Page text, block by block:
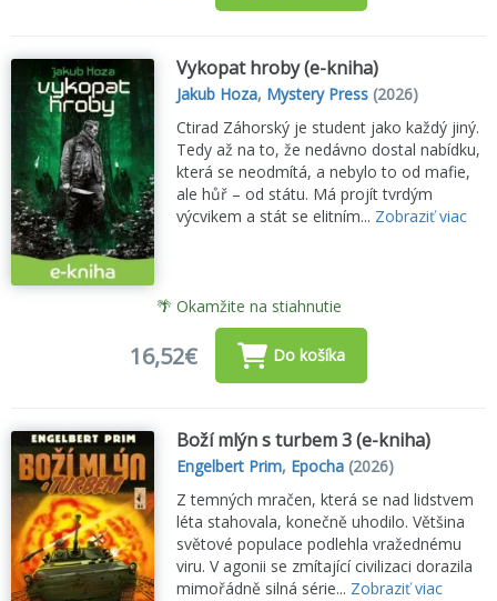
Vykopat hroby (e-kniha)
Jakub Hoza, Mystery Press (2026)
Ctirad Záhorský je student jako každý jiný.
Tedy až na to, že nedávno dostal nabídku,
která se neodmítá, a nebylo to od mafie,
ale hůř – od státu. Má projít tvrdým
výcvikem a stát se elitním... Zobraziť viac
🌴 Okamžite na stiahnutie
16,52€ Do košíka
Boží mlýn s turbem 3 (e-kniha)
Engelbert Prim, Epocha (2026)
Z temných mračen, která se nad lidstvem
léta stahovala, konečně uhodilo. Většina
světové populace podlehla vražednému
viru. V agonii se zmítající civilizaci dorazila
mimořádně silná série... Zobraziť viac